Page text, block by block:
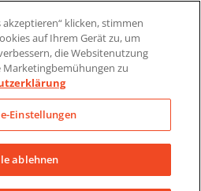
LinkedInYouTubeFacebook
akzeptieren“ klicken, stimmen
auf Ihrem Gerät zu, um
die Websitenutzung
Marketingbemühungen zu
Einstellungen
ablehnen